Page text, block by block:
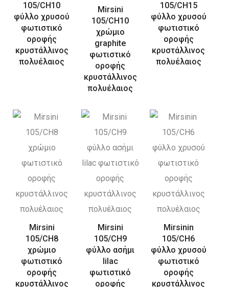
105/CH10
φύλλο χρυσού
φωτιστικό
οροφής
κρυστάλλινος
πολυέλαιος
Mirsini
105/CH10
χρώμιο
graphite
φωτιστικό
οροφής
κρυστάλλινος
πολυέλαιος
105/CH15
φύλλο χρυσού
φωτιστικό
οροφής
κρυστάλλινος
πολυέλαιος
Mirsini
105/CH8
χρώμιο
φωτιστικό
οροφής
κρυστάλλινος
Mirsini
105/CH9
φύλλο ασήμι
lilac
φωτιστικό
οροφής
Mirsinin
105/CH6
φύλλο χρυσού
φωτιστικό
οροφής
κρυστάλλινος